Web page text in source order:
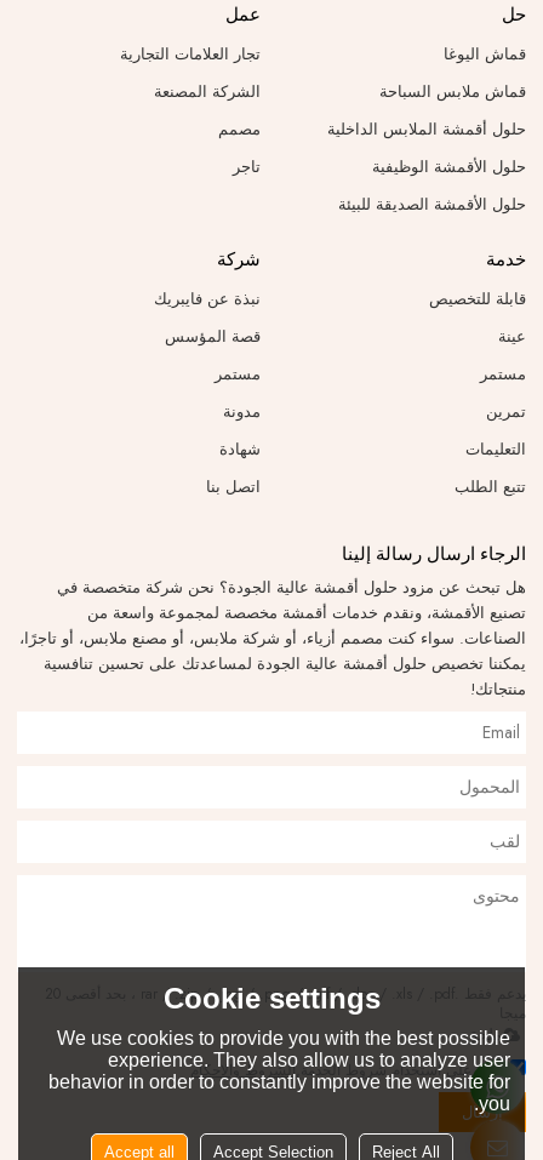
حل
قماش اليوغا
قماش ملابس السباحة
حلول أقمشة الملابس الداخلية
حلول الأقمشة الوظيفية
حلول الأقمشة الصديقة للبيئة
عمل
تجار العلامات التجارية
الشركة المصنعة
مصمم
تاجر
خدمة
قابلة للتخصيص
عينة
مستمر
تمرين
التعليمات
تتبع الطلب
شركة
نبذة عن فايبريك
قصة المؤسس
مستمر
مدونة
شهادة
اتصل بنا
الرجاء ارسال رسالة إلينا
هل تبحث عن مزود حلول أقمشة عالية الجودة؟ نحن شركة متخصصة في
تصنيع الأقمشة، ونقدم خدمات أقمشة مخصصة لمجموعة واسعة من
الصناعات. سواء كنت مصمم أزياء، أو شركة ملابس، أو مصنع ملابس، أو تاجرًا،
يمكننا تخصيص حلول أقمشة عالية الجودة لمساعدتك على تحسين تنافسية
منتجاتك!
ميجا
ملحق
توافق على استخدام شروط الخدمة,الشروط والاحكام
إرسال
Cookie settings
We use cookies to provide you with the best possible
experience. They also allow us to analyze user
behavior in order to constantly improve the website for
you.
Reject All
Accept Selection
Accept all